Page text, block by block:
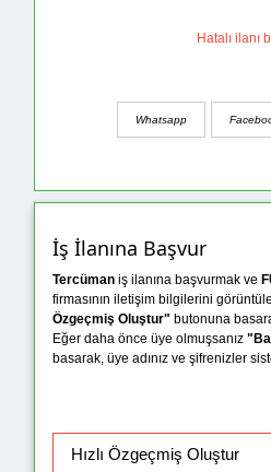
Hatalı ilanı
Whatsapp
İş İlanına Başvur
Tercüman iş ilanına başvurmak ve
firmasının iletişim bilgilerini
Özgeçmiş Oluştur" butonuna
Eğer daha önce üye olmuşsanız
basarak, üye adınız ve şifrenizler